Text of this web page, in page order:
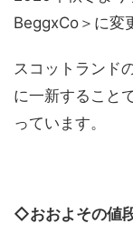
BeggxCo＞に変
スコットランド
に一新すること
っています。
◇おおよその値